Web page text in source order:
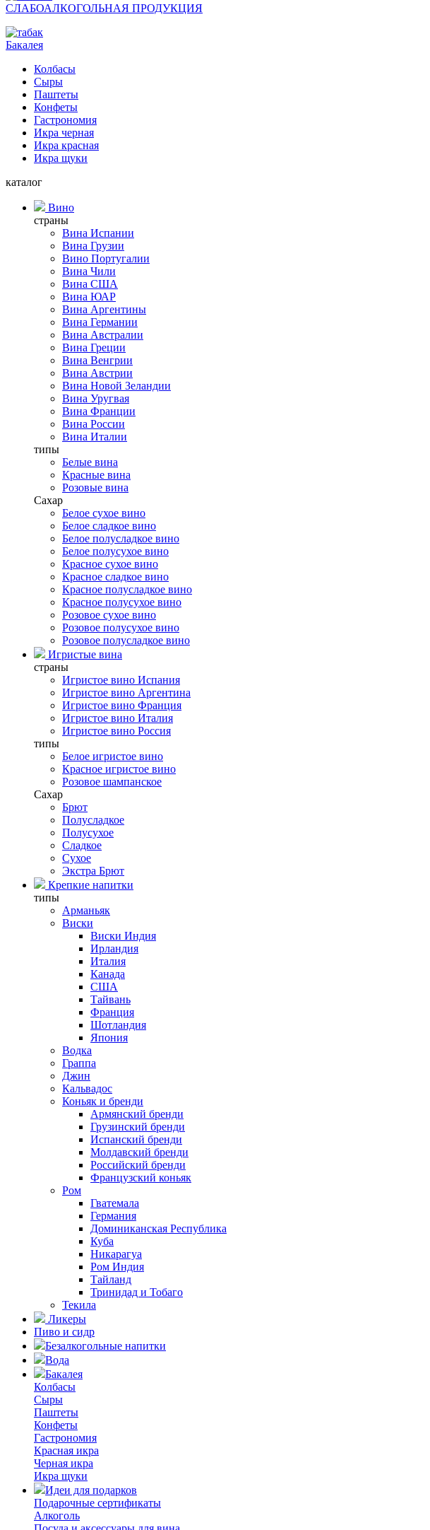
СЛАБОАЛКОГОЛЬНАЯ ПРОДУКЦИЯ
Бакалея
Колбасы
Сыры
Паштеты
Конфеты
Гастрономия
Икра черная
Икра красная
Икра щуки
каталог
Вино
страны
Вина Испании
Вина Грузии
Вино Португалии
Вина Чили
Вина США
Вина ЮАР
Вина Аргентины
Вина Германии
Вина Австралии
Вина Греции
Вина Венгрии
Вина Австрии
Вина Новой Зеландии
Вина Уругвая
Вина Франции
Вина России
Вина Италии
типы
Белые вина
Красные вина
Розовые вина
Сахар
Белое сухое вино
Белое сладкое вино
Белое полусладкое вино
Белое полусухое вино
Красное сухое вино
Красное сладкое вино
Красное полусладкое вино
Красное полусухое вино
Розовое сухое вино
Розовое полусухое вино
Розовое полусладкое вино
Игристые вина
страны
Игристое вино Испания
Игристое вино Аргентина
Игристое вино Франция
Игристое вино Италия
Игристое вино Россия
типы
Белое игристое вино
Красное игристое вино
Розовое шампанское
Сахар
Брют
Полусладкое
Полусухое
Сладкое
Сухое
Экстра Брют
Крепкие напитки
типы
Арманьяк
Виски
Виски Индия
Ирландия
Италия
Канада
США
Тайвань
Франция
Шотландия
Япония
Водка
Граппа
Джин
Кальвадос
Коньяк и бренди
Армянский бренди
Грузинский бренди
Испанский бренди
Молдавский бренди
Российский бренди
Французский коньяк
Ром
Гватемала
Германия
Доминиканская Республика
Куба
Никарагуа
Ром Индия
Тайланд
Тринидад и Тобаго
Текила
Ликеры
Пиво и сидр
Безалкогольные напитки
Вода
Бакалея
Колбасы
Сыры
Паштеты
Конфеты
Гастрономия
Красная икра
Черная икра
Икра щуки
Идеи для подарков
Подарочные сертификаты
Алкоголь